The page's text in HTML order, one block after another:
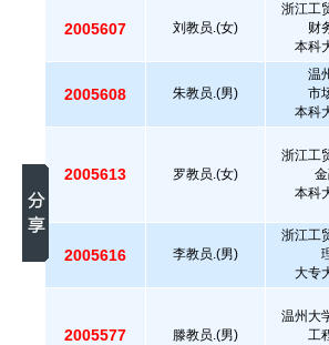
2005607 刘教员.(女)
浙江工
财
本科
2005608 朱教员.(男)
温
市
本科
2005613 罗教员.(女)
浙江工
本科
2005616 李教员.(男)
浙江工
大专
2005577 滕教员.(男)
温州大
工